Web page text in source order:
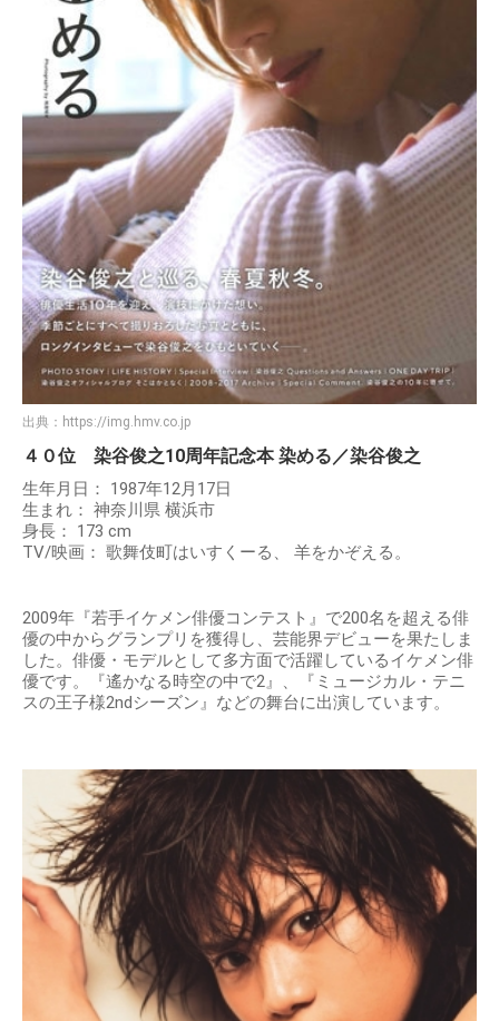
出典： https://img.hmv.co.jp
４０位 染谷俊之10周年記念本 染める／染谷俊之
生年月日： 1987年12月17日
生まれ： 神奈川県 横浜市
身長： 173 cm
TV/映画： 歌舞伎町はいすくーる、 羊をかぞえる。
2009年『若手イケメン俳優コンテスト』で200名を超える俳
優の中からグランプリを獲得し、芸能界デビューを果たしま
した。俳優・モデルとして多方面で活躍しているイケメン俳
優です。『遙かなる時空の中で2』、『ミュージカル・テニ
スの王子様2ndシーズン』などの舞台に出演しています。